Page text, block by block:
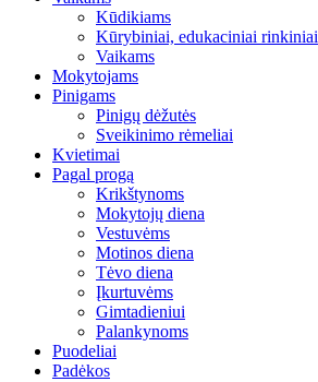
Kūdikiams
Kūrybiniai, edukaciniai rinkiniai
Vaikams
Mokytojams
Pinigams
Pinigų dėžutės
Sveikinimo rėmeliai
Kvietimai
Pagal progą
Krikštynoms
Mokytojų diena
Vestuvėms
Motinos diena
Tėvo diena
Įkurtuvėms
Gimtadieniui
Palankynoms
Puodeliai
Padėkos